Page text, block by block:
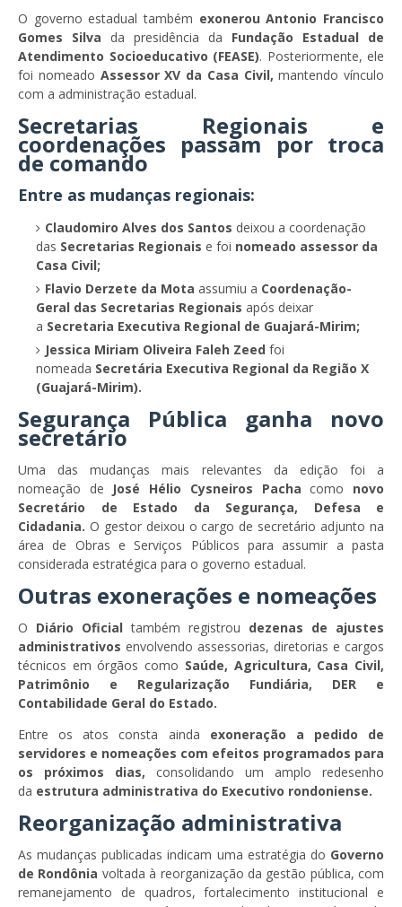
O governo estadual também exonerou Antonio Francisco
Gomes Silva da presidência da Fundação Estadual de
Atendimento Socioeducativo (FEASE). Posteriormente, ele
foi nomeado Assessor XV da Casa Civil, mantendo vínculo
com a administração estadual.
Secretarias Regionais e
coordenações passam por troca
de comando
Entre as mudanças regionais:
Claudomiro Alves dos Santos deixou a coordenação
das Secretarias Regionais e foi nomeado assessor da
Casa Civil;
Flavio Derzete da Mota assumiu a Coordenação-
Geral das Secretarias Regionais após deixar
a Secretaria Executiva Regional de Guajará-Mirim;
Jessica Miriam Oliveira Faleh Zeed foi
nomeada Secretária Executiva Regional da Região X
(Guajará-Mirim).
Segurança Pública ganha novo
secretário
Uma das mudanças mais relevantes da edição foi a
nomeação de José Hélio Cysneiros Pacha como novo
Secretário de Estado da Segurança, Defesa e
Cidadania. O gestor deixou o cargo de secretário adjunto na
área de Obras e Serviços Públicos para assumir a pasta
considerada estratégica para o governo estadual.
Outras exonerações e nomeações
O Diário Oficialtambém registrou dezenas de ajustes
administrativos envolvendo assessorias, diretorias e cargos
técnicos em órgãos como Saúde, Agricultura, Casa Civil,
Patrimônio e Regularização Fundiária, DER e
Contabilidade Geral do Estado.
Entre os atos consta ainda exoneração a pedido de
servidores e nomeações com efeitos programados para
os próximos dias, consolidando um amplo redesenho
da estrutura administrativa do Executivo rondoniense.
Reorganização administrativa
As mudanças publicadas indicam uma estratégia do Governo
de Rondônia voltada à reorganização da gestão pública, com
remanejamento de quadros, fortalecimento institucional e